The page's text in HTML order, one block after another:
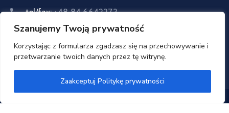
Szanujemy Twoją prywatność
Korzystając z formularza zgadzasz się na przechowywanie i
przetwarzanie twoich danych przez tę witrynę.
Zaakceptuj Politykę prywatności
tel/fax:+48 84 6642273
tel:+48 84 6642057
Email:sekretariat@zdptomaszow.pl